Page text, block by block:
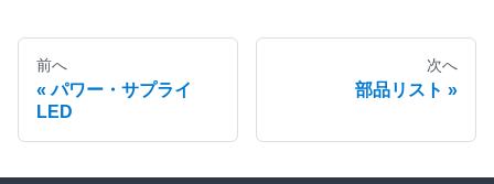
前へ
パワー・サプライ
LED
次へ
部品リスト